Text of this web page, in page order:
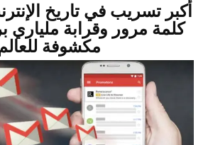
كلمة مرور وقرابة ملياري
مكشوفة